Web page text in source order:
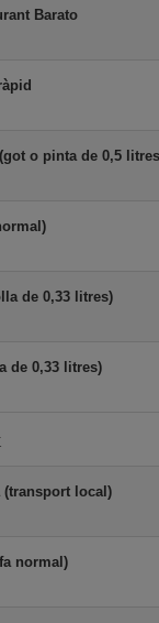
Barato
o pinta de 0,5
de 0,33 litres)
de 0,33 litres)
(transport local)
normal)